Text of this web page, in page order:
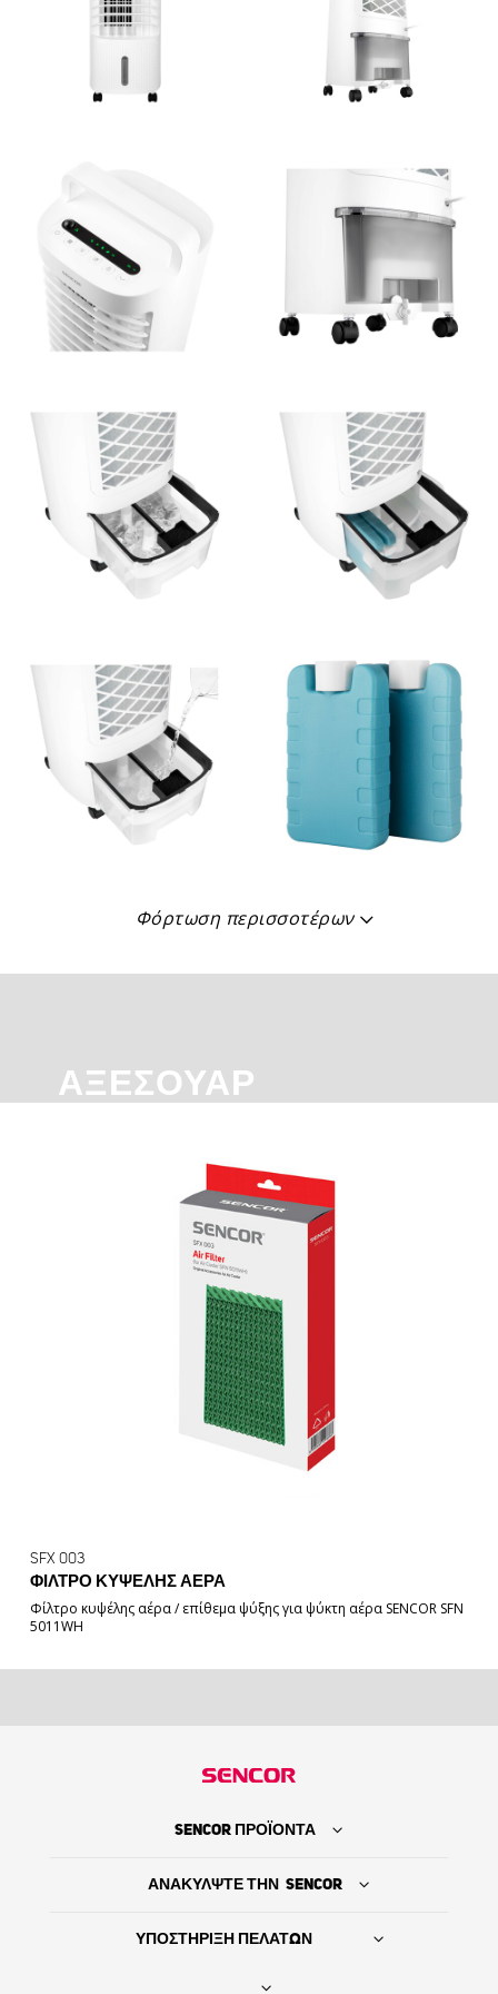
Φόρτωση περισσοτέρων
ΑΞΕΣΟΥΆΡ
SFX 003
ΦΊΛΤΡΟ ΚΥΨΈΛΗΣ ΑΈΡΑ
Φίλτρο κυψέλης αέρα / επίθεμα ψύξης για ψύκτη αέρα SENCOR SFN
5011WH
SENCOR ΠΡΟΪΟΝΤΑ
ΑΝΑΚΥΛΨΤΕ ΤΗΝ SENCOR
ΥΠΟΣΤΗΡΙΞΗ ΠΕΛΑΤΩΝ